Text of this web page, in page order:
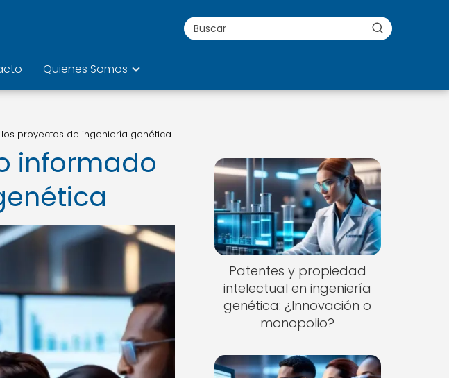
Quienes Somos
proyectos de ingeniería genética
informado
Patentes y propiedad
intelectual en ingeniería
genética: ¿Innovación o
monopolio?